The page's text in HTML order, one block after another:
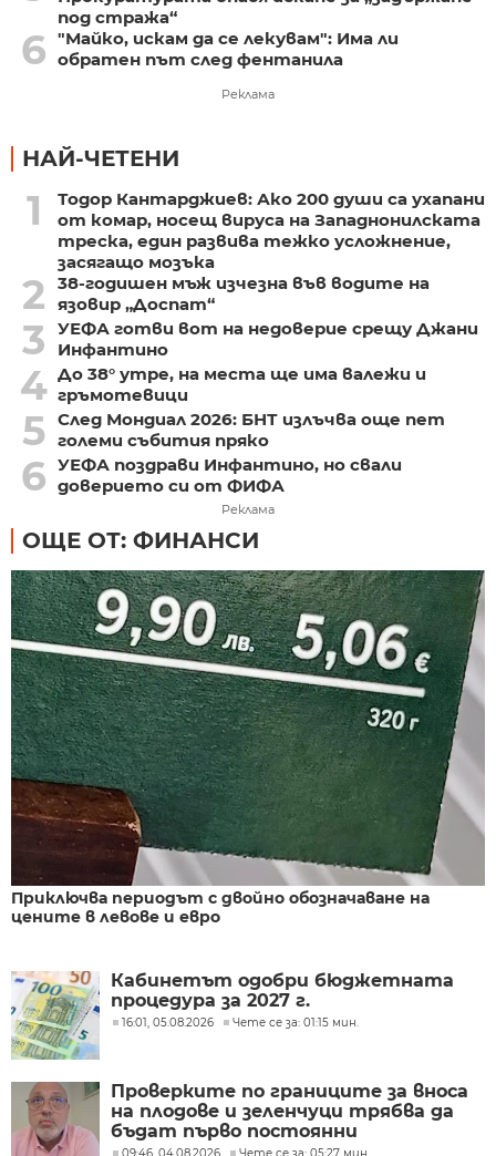
под стража“
6 "Майко, искам да се лекувам": Има ли
обратен път след фентанила
Реклама
НАЙ-ЧЕТЕНИ
1
Тодор Кантарджиев: Ако 200 души са ухапани
от комар, носещ вируса на Западнонилската
треска, един развива тежко усложнение,
засягащо мозъка
2
38-годишен мъж изчезна във водите на
язовир „Доспат“
3
УЕФА готви вот на недоверие срещу Джани
Инфантино
4 До 38° утре, на места ще има валежи и
гръмотевици
5 След Мондиал 2026: БНТ излъчва още пет
големи събития пряко
6 УЕФА поздрави Инфантино, но свали
доверието си от ФИФА
Реклама
ОЩЕ ОТ: ФИНАНСИ
Приключва периодът с двойно обозначаване на
цените в левове и евро
Кабинетът одобри бюджетната
процедура за 2027 г.
16:01, 05.08.2026 Чете се за: 01:15 мин.
Проверките по границите за вноса
на плодове и зеленчуци трябва да
бъдат първо постоянни